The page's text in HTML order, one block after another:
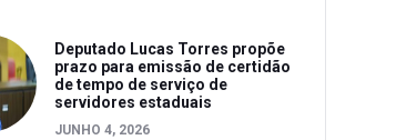
Deputado Lucas Torres propõe
prazo para emissão de certidão
de tempo de serviço de
servidores estaduais
JUNHO 4, 2026